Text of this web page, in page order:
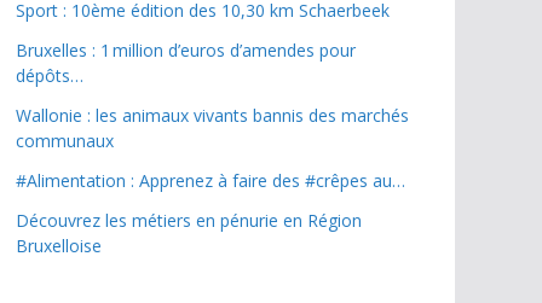
Sport : 10ème édition des 10,30 km Schaerbeek
Bruxelles : 1 million d’euros d’amendes pour
dépôts…
Wallonie : les animaux vivants bannis des marchés
communaux
#Alimentation : Apprenez à faire des #crêpes au…
Découvrez les métiers en pénurie en Région
Bruxelloise